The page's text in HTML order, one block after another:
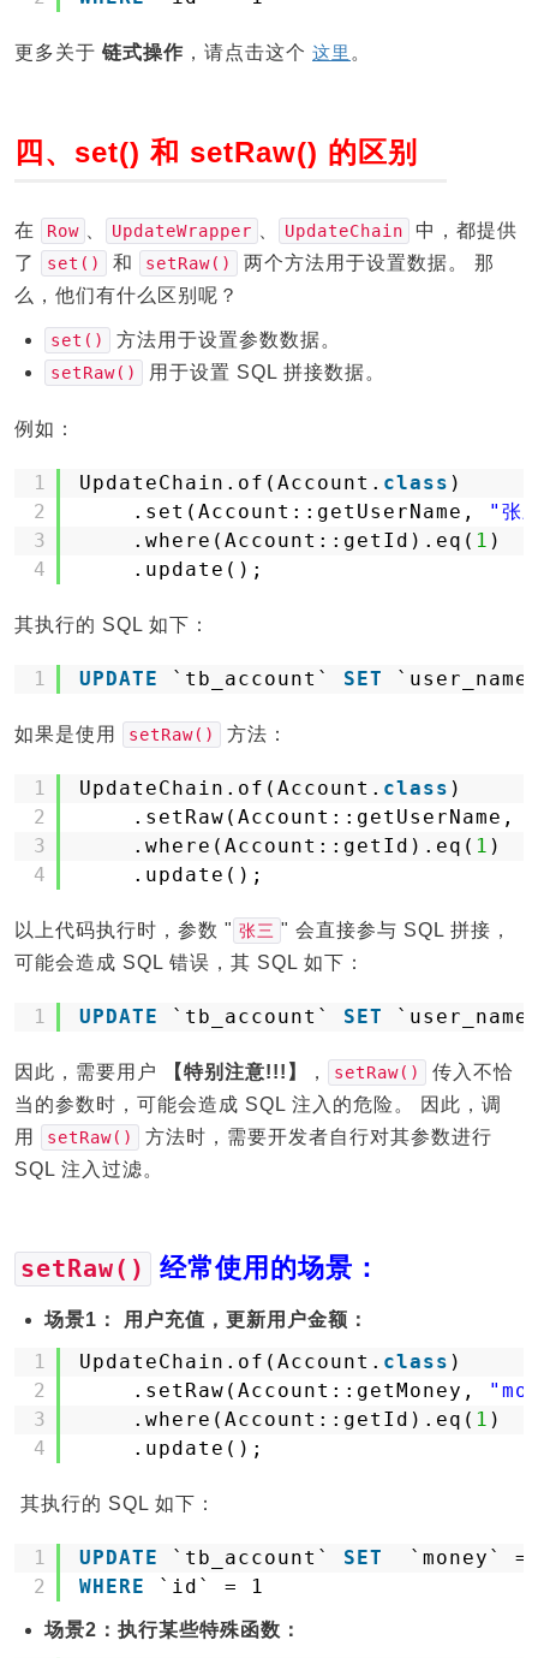
更多关于 链式操作 ，请点击这个 这里 。
四、set() 和 setRaw() 的区别
在 Row UpdateWrapper UpdateChain
中，都提供
了
set() 和 setRaw()
两个方法用于设置数据。 那
么，他们有什么区别呢？
set() 方法用于设置参数数据。
setRaw() 用于设置 SQL 拼接数据。
例如：
1
2
3
4
UpdateChain.of(Account. class )
.set(Account::getUserName,
"张
.where(Account::getId).eq( 1 )
.update();
其执行的 SQL 如下：
1 UPDATE `tb_account` SET
如果是使用 setRaw() 方法：
1
2
3
4
UpdateChain.of(Account. class )
.setRaw(Account::getUserName,
.where(Account::getId).eq( 1 )
.update();
以上代码执行时，参数 " 张三 " 会直接参与 SQL 拼接，
可能会造成 SQL 错误，其 SQL 如下：
1 UPDATE `tb_account` SET
因此，需要用户 【特别注意!!!】 ， setRaw()
传入不恰
当的参数时，可能会造成 SQL 注入的危险。 因此，调
用
setRaw()
方法时，需要开发者自行对其参数进行
SQL 注入过滤。
setRaw() 经常使用的场景：
场景1： 用户充值，更新用户金额：
1
2
3
4
UpdateChain.of(Account. class )
.setRaw(Account::getMoney,
.where(Account::getId).eq( 1 )
.update();
其执行的 SQL 如下：
1
2
UPDATE `tb_account` SET
`money` =
WHERE
`id` = 1
场景2：执行某些特殊函数：